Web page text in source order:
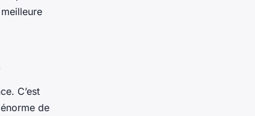
C’est
de